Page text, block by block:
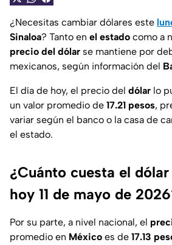
¿Necesitas cambiar dólares este
Sinaloa? Tanto en el estado como a
precio del dólar se mantiene por
mexicanos, según información del
El día de hoy, el precio del dólar lo
un valor promedio de 17.21 pesos,
variar según el banco o la casa de
el estado.
¿Cuánto cuesta el
hoy 11 de mayo de
Por su parte, a nivel nacional, el
promedio en México es de 17.13